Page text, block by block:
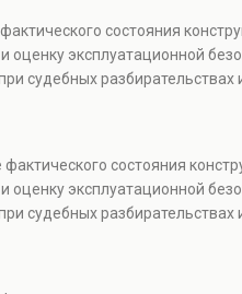
состояния
эксплуатационной
судебных разбирательствах
состояния
эксплуатационной
судебных разбирательствах